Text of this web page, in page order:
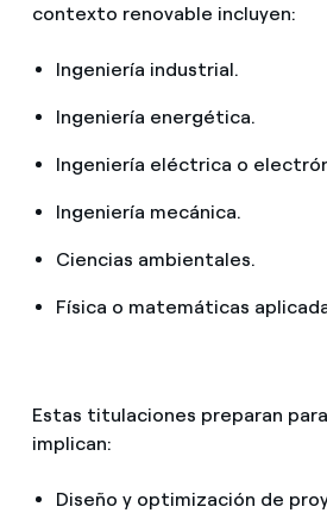
contexto renovable incluyen:
Ingeniería industrial.
Ingeniería energética.
Ingeniería eléctrica o
Ingeniería mecánica.
Ciencias ambientales.
Física o matemáticas
Estas titulaciones preparan
implican:
Diseño y optimización de